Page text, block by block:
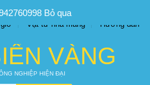
TỐT Bộ KIT tưới
Vật tư nhà màng Hướng dẫn
VÀNG
NGHIỆP HIỆN ĐẠI
Bỏ qua